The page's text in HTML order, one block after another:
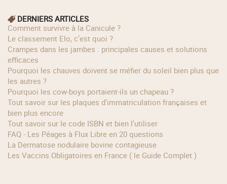
DERNIERS ARTICLES
Comment survivre à la Canicule ?
Le classement Elo, c’est quoi ?
Crampes dans les jambes : principales causes et solutions
efficaces
Pourquoi les chauves doivent se méfier du soleil bien plus que
les autres ?
Pourquoi les cow‑boys portaient‑ils un chapeau ?
Tout savoir sur les plaques d'immatriculation françaises et
bien plus encore
Tout savoir sur le code ISBN et bien l'utiliser
FAQ - Les Péages à Flux Libre en 20 questions
La Dermatose nodulaire bovine contagieuse
Les Vaccins Obligatoires en France ( le Guide Complet )